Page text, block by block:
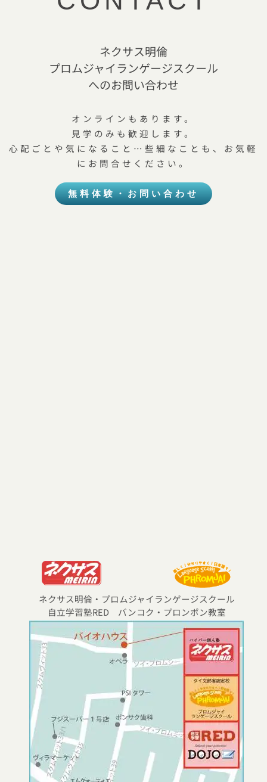
ネクサス明倫
プロムジャイランゲージスクール
へのお問い合わせ
オンラインもあります。
見学のみも歓迎します。
心配ごとや気になること…些細なことも、お気軽
にお問合せください。
無料体験・お問い合わせ
ネクサス明倫・プロムジャイランゲージスクール
自立学習塾RED バンコク・プロンポン教室